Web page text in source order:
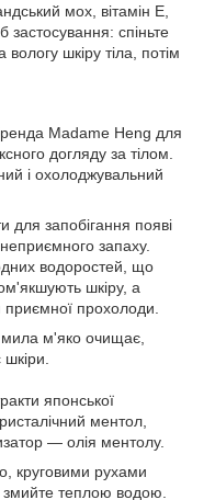
мох, вітамін Е,
застосування: спіньте
шкіру тіла, потім
Madame Heng для
догляду за тілом.
і охолоджувальний
для запобігання появі
запаху.
водоростей, що
шкіру, а
приємної прохолоди.
мила м'яко очищає,
японської
ментол,
— олія ментолу.
круговими рухами
змийте теплою водою.